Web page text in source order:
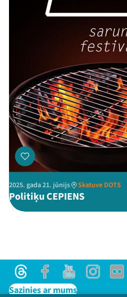
2025. gada 21. jūnijs Skatuve DOTS
Politiķu CEPIENS
ThreadsFacebookYoutubeInstagram
Flick
Sazinies ar mums